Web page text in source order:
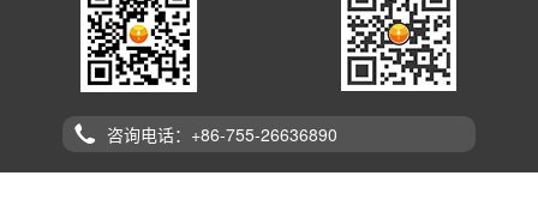
咨询电话：+86-755-26636890